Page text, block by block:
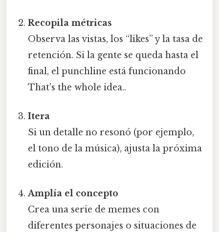
Recopila métricas
Observa las vistas, los “likes” y la tasa de
retención. Si la gente se queda hasta el
final, el punchline está funcionando
That's the whole idea..
Itera
Si un detalle no resonó (por ejemplo,
el tono de la música), ajusta la próxima
edición.
Amplía el concepto
Crea una serie de memes con
diferentes personajes o situaciones de